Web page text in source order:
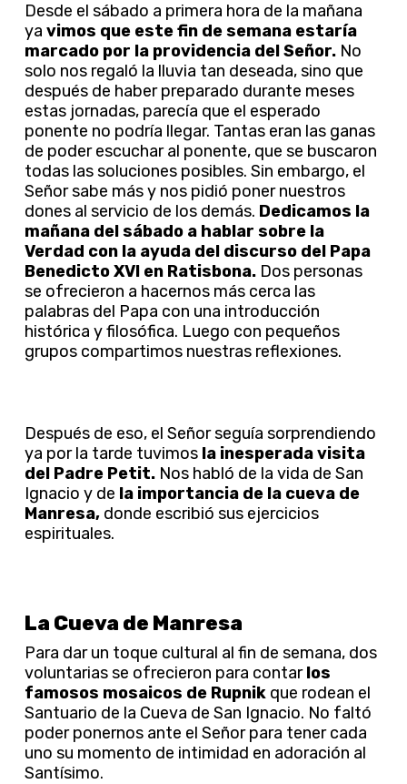
Desde el sábado a primera hora de la mañana
ya vimos que este fin de semana estaría
marcado por la providencia del Señor. No
solo nos regaló la lluvia tan deseada, sino que
después de haber preparado durante meses
estas jornadas, parecía que el esperado
ponente no podría llegar. Tantas eran las ganas
de poder escuchar al ponente, que se buscaron
todas las soluciones posibles. Sin embargo, el
Señor sabe más y nos pidió poner nuestros
dones al servicio de los demás. Dedicamos la
mañana del sábado a hablar sobre la
Verdad con la ayuda del discurso del Papa
Benedicto XVI en Ratisbona. Dos personas
se ofrecieron a hacernos más cerca las
palabras del Papa con una introducción
histórica y filosófica. Luego con pequeños
grupos compartimos nuestras reflexiones.
Después de eso, el Señor seguía sorprendiendo
ya por la tarde tuvimos la inesperada visita
del Padre Petit.Nos habló de la vida de San
Ignacio y de la importancia de la cueva de
Manresa,donde escribió sus ejercicios
espirituales.
La Cueva de Manresa
Para dar un toque cultural al fin de semana, dos
voluntarias se ofrecieron para contarlos
famosos mosaicos de Rupnikque rodean el
Santuario de la Cueva de San Ignacio. No faltó
poder ponernos ante el Señor para tener cada
uno su momento de intimidad en adoración al
Santísimo.